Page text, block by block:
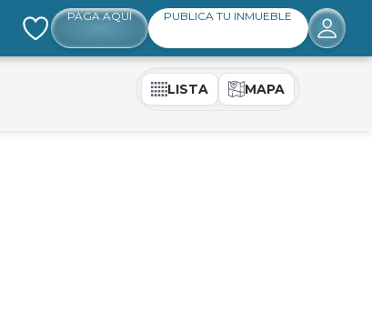
PAGA AQUÍ PUBLICA TU INMUEBLE
LISTA MAPA